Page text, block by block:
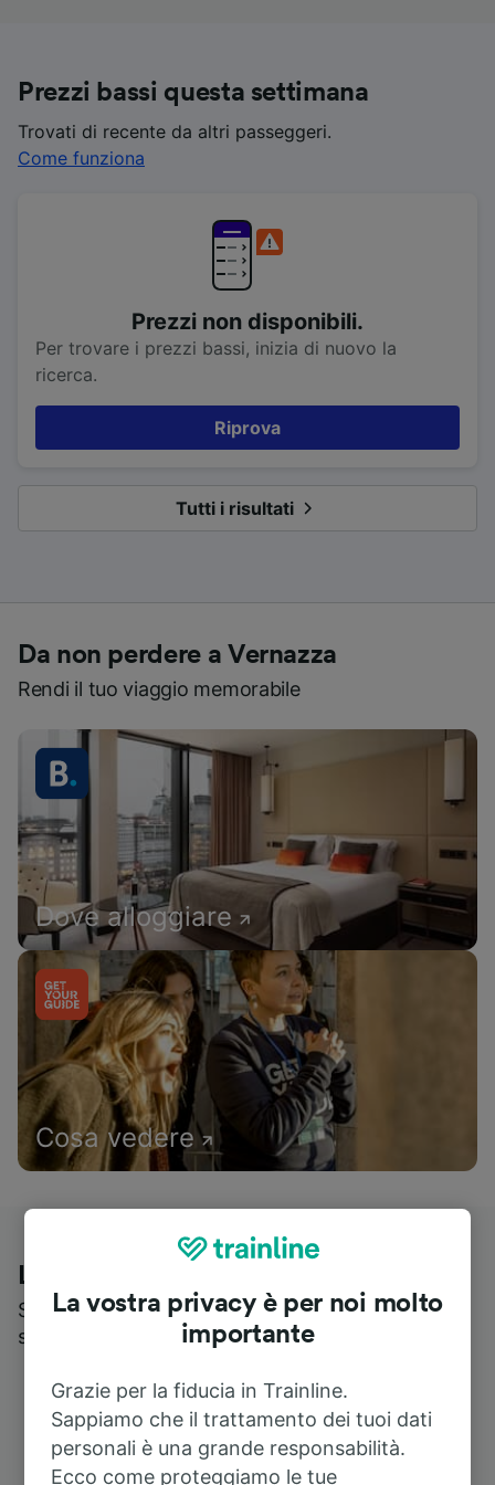
Prezzi bassi questa settimana
Trovati di recente da altri passeggeri.
Come funziona
Prezzi non disponibili.
Per trovare i prezzi bassi, inizia di nuovo la
ricerca.
Riprova
Tutti i risultati
Da non perdere a Vernazza
Rendi il tuo viaggio memorabile
Dove alloggiare
Cosa vedere
Le recensioni dei nostri viaggiatori
Scopri cosa pensa realmente chi utilizza i nostri
servizi
La vostra privacy è per noi molto
importante
Grazie per la fiducia in Trainline.
Sappiamo che il trattamento dei tuoi dati
personali è una grande responsabilità.
Ecco come proteggiamo le tue